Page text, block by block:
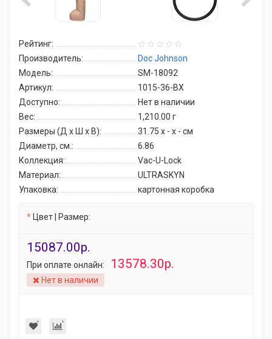
Рейтинг:
Производитель:
Doc Johnson
Модель:
SM-18092
Артикул:
1015-36-BX
Доступно:
Нет в наличии
Вес:
1,210.00 г
Размеры (Д x Ш x В):
31.75 x - x - см
Диаметр, см.:
6.86
Коллекция:
Vac-U-Lock
Материал:
ULTRASKYN
Упаковка:
картонная коробка
Цвет | Размер:
15087.00р.
При оплате онлайн: 13578.30р.
Нет в наличии